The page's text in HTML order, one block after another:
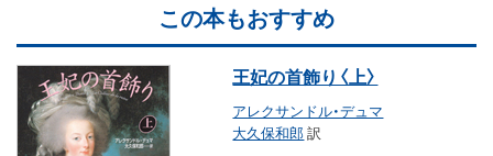
この本もおすすめ
王妃の首飾り〈上〉
アレクサンドル・デュマ
大久保和郎訳